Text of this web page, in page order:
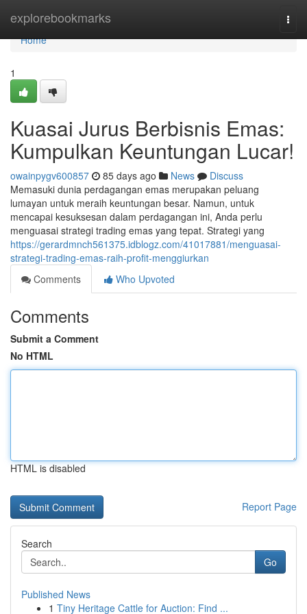
explorebookmarks
Home
Home
1
Kuasai Jurus Berbisnis Emas:
Kumpulkan Keuntungan Lucar!
owainpygv600857 85 days ago News
Discuss
Memasuki dunia perdagangan emas merupakan peluang
lumayan untuk meraih keuntungan besar. Namun, untuk
mencapai kesuksesan dalam perdagangan ini, Anda perlu
menguasai strategi trading emas yang tepat. Strategi yang
https://gerardmnch561375.idblogz.com/41017881/menguasai-
strategi-trading-emas-raih-profit-menggiurkan
Comments
Who Upvoted
Comments
Submit a Comment
No HTML
HTML is disabled
Report Page
Search
Go
Published News
1 Tiny Heritage Cattle for Auction: Find ...